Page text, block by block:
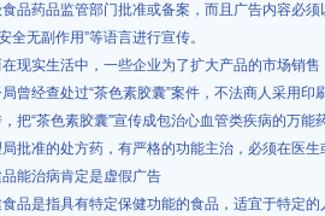
品药品监管部门批准或备案，而且广告内容必
全无副作用”等语言进行宣传。
现实生活中，一些企业为了扩大产品的市场销
曾经查处过“茶色素胶囊”案件，不法商人采用
把“茶色素胶囊”宣传成包治心血管类疾病的万能
批准的处方药，有严格的功能主治，必须在医
能治病肯定是虚假广告
品是指具有特定保健功能的食品，适宜于特定